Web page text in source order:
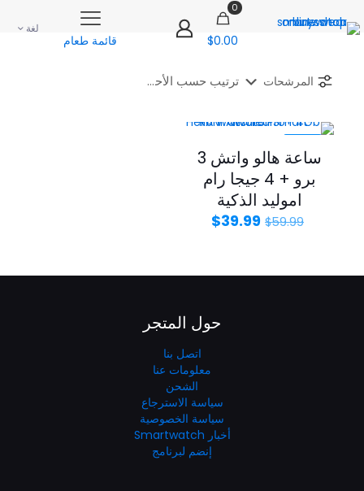
0
$0.00 قائمة طعام
لغة
المرشحات
ساعة هالو واتش 3
برو + 4 جيجا رام
اموليد الذكية
$59.99
السعر $39.99
حول المتجر
اتصل بنا
معلومات عنا
الشحن
سياسة الاسترجاع
سياسة الخصوصية
أخبار Smartwatch
إنضم لبرنامج